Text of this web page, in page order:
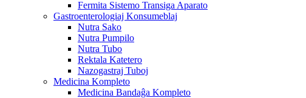
Fermita Sistemo Transiga Aparato
Gastroenterologiaj Konsumeblaj
Nutra Sako
Nutra Pumpilo
Nutra Tubo
Rektala Katetero
Nazogastraj Tuboj
Medicina Kompleto
Medicina Bandaĝa Kompleto